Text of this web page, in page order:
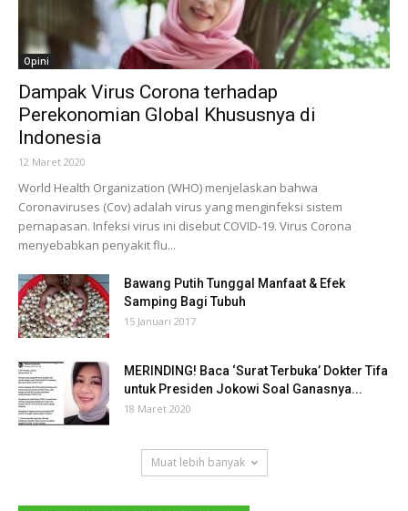
Opini
Dampak Virus Corona terhadap
Perekonomian Global Khususnya di
Indonesia
12 Maret 2020
World Health Organization (WHO) menjelaskan bahwa
Coronaviruses (Cov) adalah virus yang menginfeksi sistem
pernapasan. Infeksi virus ini disebut COVID-19. Virus Corona
menyebabkan penyakit flu...
Bawang Putih Tunggal Manfaat & Efek
Samping Bagi Tubuh
15 Januari 2017
MERINDING! Baca ‘Surat Terbuka’ Dokter Tifa
untuk Presiden Jokowi Soal Ganasnya...
18 Maret 2020
Muat lebih banyak